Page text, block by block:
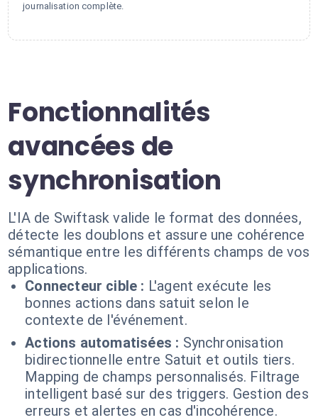
journalisation complète.
Fonctionnalités
avancées de
synchronisation
L'IA de Swiftask valide le format des données,
détecte les doublons et assure une cohérence
sémantique entre les différents champs de vos
applications.
Connecteur cible : L'agent exécute les
bonnes actions dans satuit selon le
contexte de l'événement.
Actions automatisées : Synchronisation
bidirectionnelle entre Satuit et outils tiers.
Mapping de champs personnalisés. Filtrage
intelligent basé sur des triggers. Gestion des
erreurs et alertes en cas d'incohérence.